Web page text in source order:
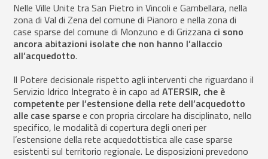
Nelle Ville Unite tra San Pietro in Vincoli e Gambellara, nella
zona di Val di Zena del comune di Pianoro e nella zona di
case sparse del comune di Monzuno e di Grizzana ci sono
ancora abitazioni isolate che non hanno l’allaccio
all’acquedotto.
Il Potere decisionale rispetto agli interventi che riguardano il
Servizio Idrico Integrato è in capo adATERSIR, che è
competente per l’estensione della rete dell’acquedotto
alle case sparsee con propria circolare ha disciplinato, nello
specifico, le modalità di copertura degli oneri per
l’estensione della rete acquedottistica alle case sparse
esistenti sul territorio regionale. Le disposizioni prevedono